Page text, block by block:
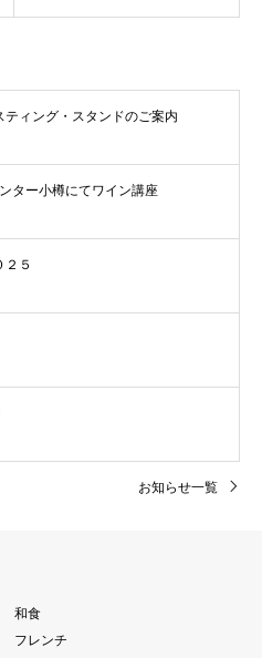
ィング・スタンドのご案内
ター小樽にてワイン講座
２５
お知らせ一覧
和食
フレンチ